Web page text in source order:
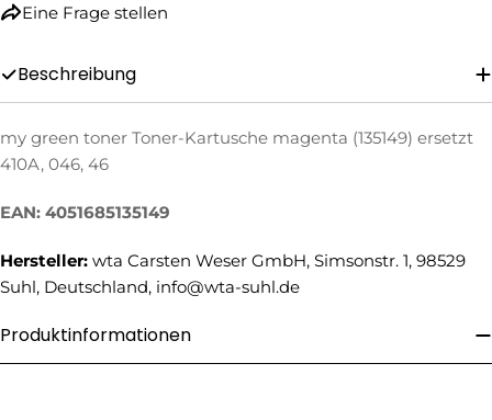
Eine Frage stellen
Eine Frage stellen
Name
E-
Mail
Telefonnummer
Ihre
Beschreibung
my green toner Toner-Kartusche magenta (135149) ersetzt
410A, 046, 46
EAN: 4051685135149
Hersteller: wta Carsten Weser GmbH, Simsonstr. 1, 98529
Suhl, Deutschland, info@wta-suhl.de
Produktinformationen